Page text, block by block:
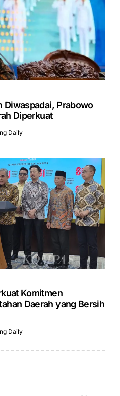
Diwaspadai, Prabowo
Diperkuat
Daily
Komitmen
Daerah yang Bersih
Daily